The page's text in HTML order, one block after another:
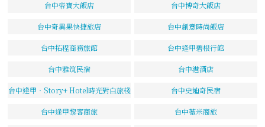
台中帝寶大飯店 台中博奇大飯店
台中奇異果快捷旅店 台中創意時尚飯店
台中拓程商務旅館 台中逢甲碧根行館
台中雅筑民宿 台中港酒店
台中逢甲‧Story+ Hotel時光對白旅棧 台中史迪奇民宿
台中逢甲黎客商旅 台中薇米商旅